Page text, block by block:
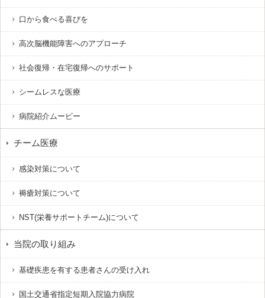
口から食べる喜びを
高次脳機能障害へのアプローチ
社会復帰・在宅復帰へのサポート
シームレスな医療
病院紹介ムービー
チーム医療
感染対策について
褥瘡対策について
NST(栄養サポートチーム)について
当院の取り組み
基礎疾患を有する患者さんの受け入れ
国土交通省指定短期入院協力病院